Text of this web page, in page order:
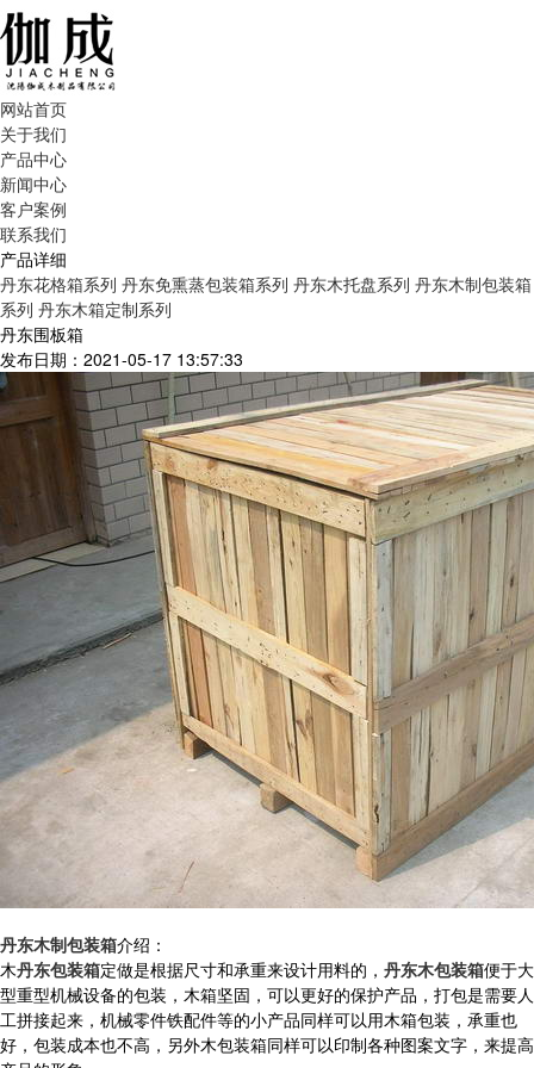
网站首页
关于我们
产品中心
新闻中心
客户案例
联系我们
产品详细
丹东花格箱系列 丹东免熏蒸包装箱系列 丹东木托盘系列 丹东木制包装箱
系列 丹东木箱定制系列
丹东围板箱
发布日期：2021-05-17 13:57:33
丹东木制包装箱介绍：
木丹东包装箱定做是根据尺寸和承重来设计用料的， 丹东木包装箱便于大
型重型机械设备的包装，木箱坚固，可以更好的保护产品，打包是需要人
工拼接起来，机械零件铁配件等的小产品同样可以用木箱包装，承重也
好，包装成本也不高，另外木包装箱同样可以印制各种图案文字，来提高